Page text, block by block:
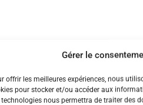
Gérer le
offrir les meilleures expériences, nous
pour stocker et/ou accéder aux
technologies nous permettra de traiter des
rapide
48h/72h
sur